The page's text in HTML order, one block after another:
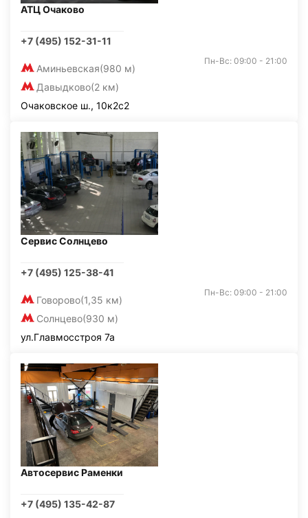
АТЦ Очаково
+7 (495) 152-31-11
Аминьевская(980 м)
Давыдково(2 км)
Пн-Вс: 09:00 - 21:00
Очаковское ш., 10к2с2
Сервис Солнцево
+7 (495) 125-38-41
Говорово(1,35 км)
Солнцево(930 м)
Пн-Вс: 09:00 - 21:00
ул.Главмосстроя 7а
Автосервис Раменки
+7 (495) 135-42-87